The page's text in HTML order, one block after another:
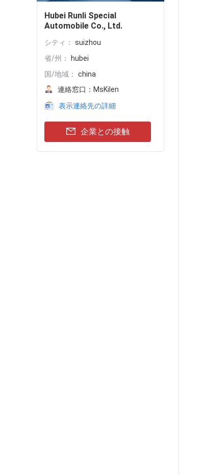
Hubei Runli Special
Automobile Co., Ltd.
シティ：
suizhou
省/州：
hubei
国/地域：
china
連絡窓口： MsKilen
表示連絡先の詳細
企業との接触